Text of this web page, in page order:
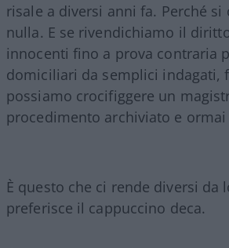
risale a diversi anni fa. Perché si
nulla. E se rivendichiamo il
innocenti fino a prova contraria
domiciliari da semplici indagati,
possiamo crocifiggere un
procedimento archiviato e ormai
È questo che ci rende diversi da
preferisce il cappuccino deca.